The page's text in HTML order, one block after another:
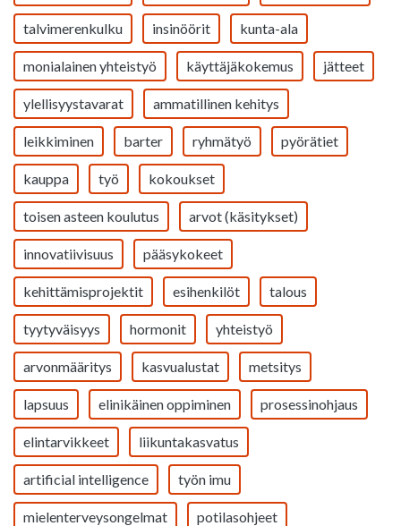
talvimerenkulku insinöörit kunta-ala
monialainen yhteistyö käyttäjäkokemus jätteet
ylellisyystavarat ammatillinen kehitys
leikkiminen barter ryhmätyö pyörätiet
kauppa työ kokoukset
toisen asteen koulutus arvot (käsitykset)
innovatiivisuus pääsykokeet
kehittämisprojektit esihenkilöt talous
tyytyväisyys hormonit yhteistyö
arvonmääritys kasvualustat metsitys
lapsuus elinikäinen oppiminen prosessinohjaus
elintarvikkeet liikuntakasvatus
artificial intelligence työn imu
mielenterveysongelmat potilasohjeet